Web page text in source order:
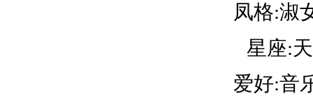
凤格:淑
星座:
爱好:音